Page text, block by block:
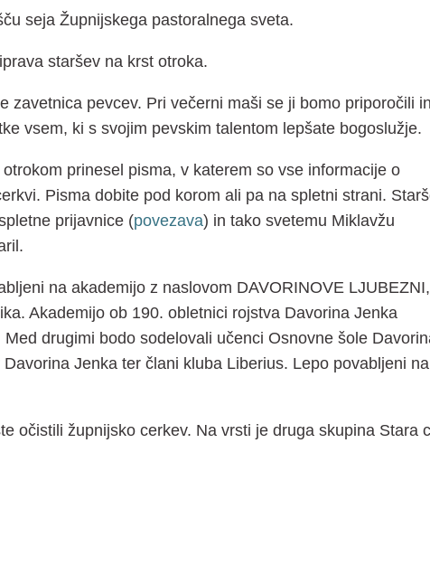
seja Župnijskega pastoralnega sveta.
staršev na krst otroka.
zavetnica pevcev. Pri večerni maši se ji bomo priporočili
vsem, ki s svojim pevskim talentom lepšate bogoslužje.
prinesel pisma, v katerem so vse informacije o
Pisma dobite pod korom ali pa na spletni strani.
prijavnice (povezava) in tako svetemu Miklavžu
na akademijo z naslovom DAVORINOVE
Akademijo ob 190. obletnici rojstva Davorina Jenka
drugimi bodo sodelovali učenci Osnovne šole
Jenka ter člani kluba Liberius. Lepo povabljeni na
očistili župnijsko cerkev. Na vrsti je druga skupina Stara